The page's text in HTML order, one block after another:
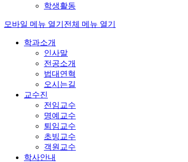
학생활동
모바일 메뉴 열기 전체 메뉴 열기
학과소개
인사말
전공소개
법대연혁
오시는길
교수진
전임교수
명예교수
퇴임교수
초빙교수
객원교수
학사안내